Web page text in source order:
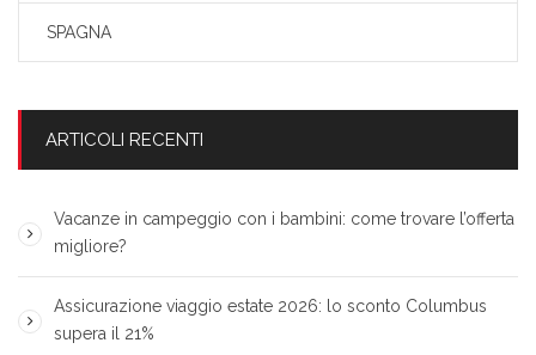
SPAGNA
ARTICOLI RECENTI
Vacanze in campeggio con i bambini: come trovare l’offerta
migliore?
Assicurazione viaggio estate 2026: lo sconto Columbus
supera il 21%